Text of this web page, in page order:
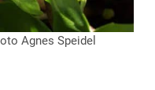
Agnes Speidel